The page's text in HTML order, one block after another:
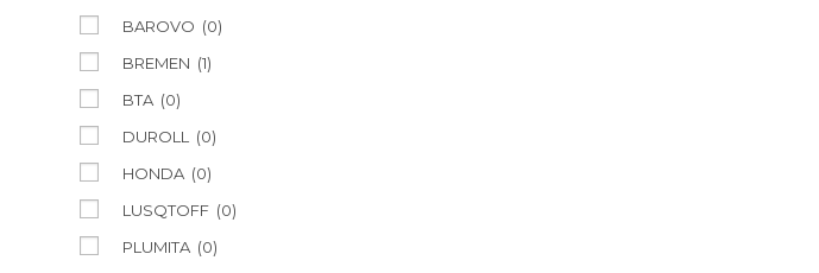
BAROVO (0)
BREMEN (1)
BTA (0)
DUROLL
(0)
HONDA (0)
LUSQTOFF (0)
PLUMITA (0)